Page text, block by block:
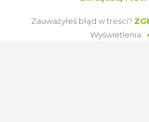
Zauważyłeś błąd w treści?
Wyświetlenia: